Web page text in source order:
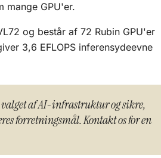
GPU'er.
og består af 72 Rubin GPU'er
3,6 EFLOPS inferensydeevne
af AI-infrastruktur og sikre,
forretningsmål. Kontakt os for en